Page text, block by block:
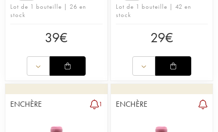
Lot de 1 bouteille | 26 en
stock
39€
Lot de 1 bouteille | 42 en
stock
29€
ENCHÈRE 1 ENCHÈRE